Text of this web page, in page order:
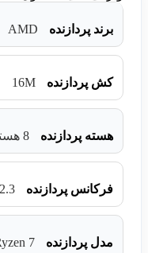
برند پردازنده AMD
کش پردازنده 16M
هسته پردازنده 8 هسته حقیقی + 16 هسته مجازی
فرکانس پردازنده 2.3 تا 4.7 گیگاهرتز
مدل پردازنده 7